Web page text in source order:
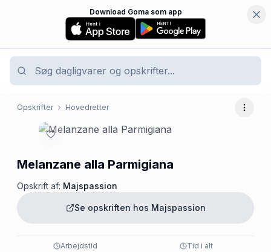
Download Goma som app
Opskrifter Hovedretter Flere
Melanzane alla Parmigiana
Opskrift af: Majspassion
Se opskriften hos Majspassion
Arbejdstid
Tid i alt